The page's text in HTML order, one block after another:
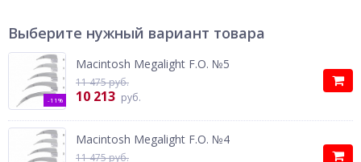
Выберите нужный вариант товара
-11%
Macintosh Megalight F.O. №5
10 213 руб.
11 475 руб.
Macintosh Megalight F.O. №4
11 475 руб.